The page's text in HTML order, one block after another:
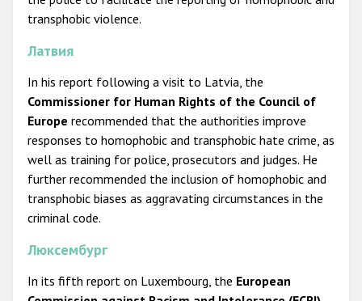
transphobic violence.
Латвия
In his report following a visit to Latvia, the
Commissioner for Human Rights of the Council of
Europe recommended that the authorities improve
responses to homophobic and transphobic hate crime, as
well as training for police, prosecutors and judges. He
further recommended the inclusion of homophobic and
transphobic biases as aggravating circumstances in the
criminal code.
Люксембург
In its fifth report on Luxembourg, the European